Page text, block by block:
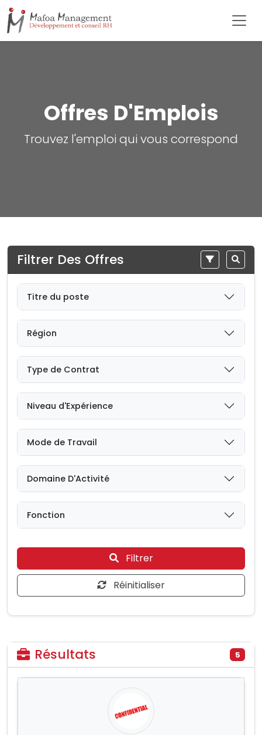
Offres D'Emplois
Trouvez l'emploi qui vous correspond
Filtrer Des Offres
Titre du poste
Région
Type de Contrat
Niveau d'Expérience
Mode de Travail
Domaine D'Activité
Fonction
Filtrer
Réinitialiser
Résultats 5